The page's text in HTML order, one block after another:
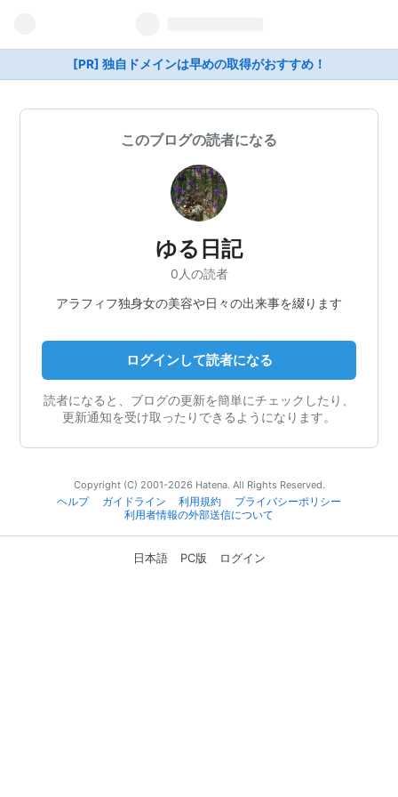
[PR] 独自ドメインは早めの取得がおすすめ！
このブログの読者になる
ゆる日記
0人の読者
アラフィフ独身女の美容や日々の出来事を綴ります
ログインして読者になる
読者になると、ブログの更新を簡単にチェックしたり、
更新通知を受け取ったりできるようになります。
Copyright (C) 2001-2026 Hatena. All Rights Reserved.
ヘルプ
ガイドライン 利用規約
プライバシーポリシー
利用者情報の外部送信について
日本語 PC版 ログイン